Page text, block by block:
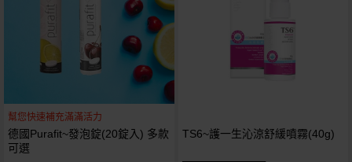
幫您快速補充滿滿活力
德國Purafit~發泡錠(20錠入) 多款
可選
TS6~護一生沁涼舒緩噴霧(40g)